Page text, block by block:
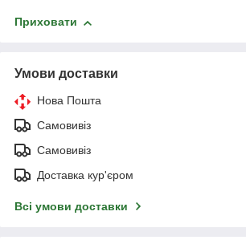
Приховати
Умови доставки
Нова Пошта
Самовивіз
Самовивіз
Доставка кур'єром
Всі умови доставки